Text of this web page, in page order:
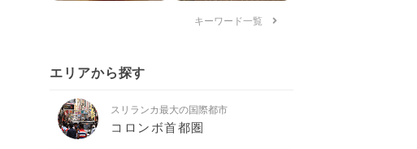
キーワード一覧
エリアから探す
スリランカ最大の国際都市
コロンボ首都圏